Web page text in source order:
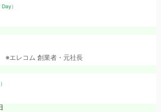
）
※エレコム 創業者・元社長